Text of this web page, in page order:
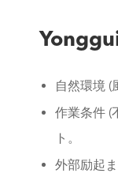
自然環境 (
作業条件 (
ト。
外部励起